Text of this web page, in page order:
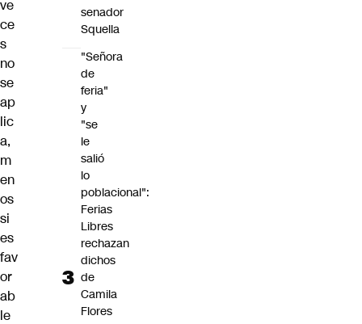
ve
ce
s
no
se
ap
lic
a,
m
en
os
si
es
fav
or
ab
le
senador
Squella
"Señora
de
feria"
y
"se
le
salió
lo
poblacional":
Ferias
Libres
rechazan
dichos
de
Camila
Flores